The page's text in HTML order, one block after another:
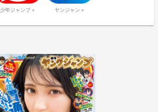
少年ジャンプ＋ ヤンジャン＋